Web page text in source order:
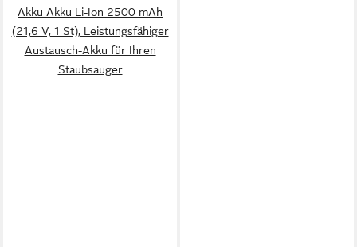
Akku Akku Li-Ion 2500 mAh
(21,6 V, 1 St), Leistungsfähiger
Austausch-Akku für Ihren
Staubsauger